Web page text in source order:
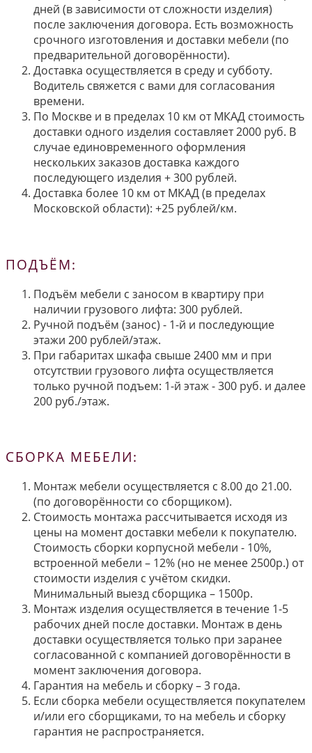
дней (в зависимости от сложности изделия)
после заключения договора. Есть возможность
срочного изготовления и доставки мебели (по
предварительной договорённости).
Доставка осуществляется в среду и субботу.
Водитель свяжется с вами для согласования
времени.
По Москве и в пределах 10 км от МКАД стоимость
доставки одного изделия составляет 2000 руб. В
случае единовременного оформления
нескольких заказов доставка каждого
последующего изделия + 300 рублей.
Доставка более 10 км от МКАД (в пределах
Московской области): +25 рублей/км.
ПОДЪЁМ:
Подъём мебели с заносом в квартиру при
наличии грузового лифта: 300 рублей.
Ручной подъём (занос) - 1-й и последующие
этажи 200 рублей/этаж.
При габаритах шкафа свыше 2400 мм и при
отсутствии грузового лифта осуществляется
только ручной подъем: 1-й этаж - 300 руб. и далее
200 руб./этаж.
СБОРКА МЕБЕЛИ:
Монтаж мебели осуществляется с 8.00 до 21.00.
(по договорённости со сборщиком).
Стоимость монтажа рассчитывается исходя из
цены на момент доставки мебели к покупателю.
Стоимость сборки корпусной мебели - 10%,
встроенной мебели – 12% (но не менее 2500р.) от
стоимости изделия с учётом скидки.
Минимальный выезд сборщика – 1500р.
Монтаж изделия осуществляется в течение 1-5
рабочих дней после доставки. Монтаж в день
доставки осуществляется только при заранее
согласованной с компанией договорённости в
момент заключения договора.
Гарантия на мебель и сборку – 3 года.
Если сборка мебели осуществляется покупателем
и/или его сборщиками, то на мебель и сборку
гарантия не распространяется.